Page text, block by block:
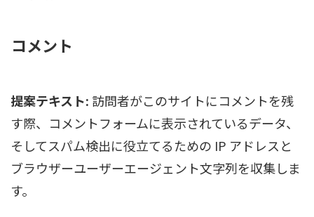
コメント
提案テキスト: 訪問者がこのサイトにコメントを残
す際、コメントフォームに表示されているデータ、
そしてスパム検出に役立てるための IP アドレスと
ブラウザーユーザーエージェント文字列を収集しま
す。